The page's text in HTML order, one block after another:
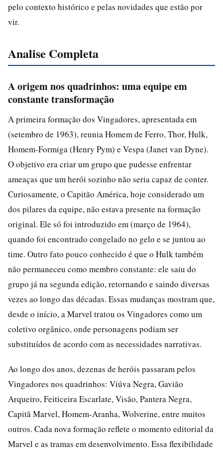
pelo contexto histórico e pelas novidades que estão por
vir.
Analise Completa
A origem nos quadrinhos: uma equipe em
constante transformação
A primeira formação dos Vingadores, apresentada em
(setembro de 1963), reunia Homem de Ferro, Thor, Hulk,
Homem-Formiga (Henry Pym) e Vespa (Janet van Dyne).
O objetivo era criar um grupo que pudesse enfrentar
ameaças que um herói sozinho não seria capaz de conter.
Curiosamente, o Capitão América, hoje considerado um
dos pilares da equipe, não estava presente na formação
original. Ele só foi introduzido em (março de 1964),
quando foi encontrado congelado no gelo e se juntou ao
time. Outro fato pouco conhecido é que o Hulk também
não permaneceu como membro constante: ele saiu do
grupo já na segunda edição, retornando e saindo diversas
vezes ao longo das décadas. Essas mudanças mostram que,
desde o início, a Marvel tratou os Vingadores como um
coletivo orgânico, onde personagens podiam ser
substituídos de acordo com as necessidades narrativas.
Ao longo dos anos, dezenas de heróis passaram pelos
Vingadores nos quadrinhos: Viúva Negra, Gavião
Arqueiro, Feiticeira Escarlate, Visão, Pantera Negra,
Capitã Marvel, Homem-Aranha, Wolverine, entre muitos
outros. Cada nova formação reflete o momento editorial da
Marvel e as tramas em desenvolvimento. Essa flexibilidade